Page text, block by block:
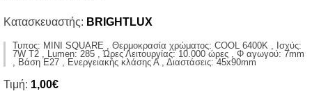
Κατασκευαστής: BRIGHTLUX
Τυπος: MINI SQUARE , Θερμοκρασία χρώματος: COOL 6400K , Ισχύς:
7W T2 , Lumen: 285 , Ώρες Λειτουργίας: 10.000 ώρες , Φ αγωγού: 7mm
, Βάση E27 , Ενεργειακής κλάσης Α , Διαστάσεις: 45x90mm
Τιμή: 1,00€